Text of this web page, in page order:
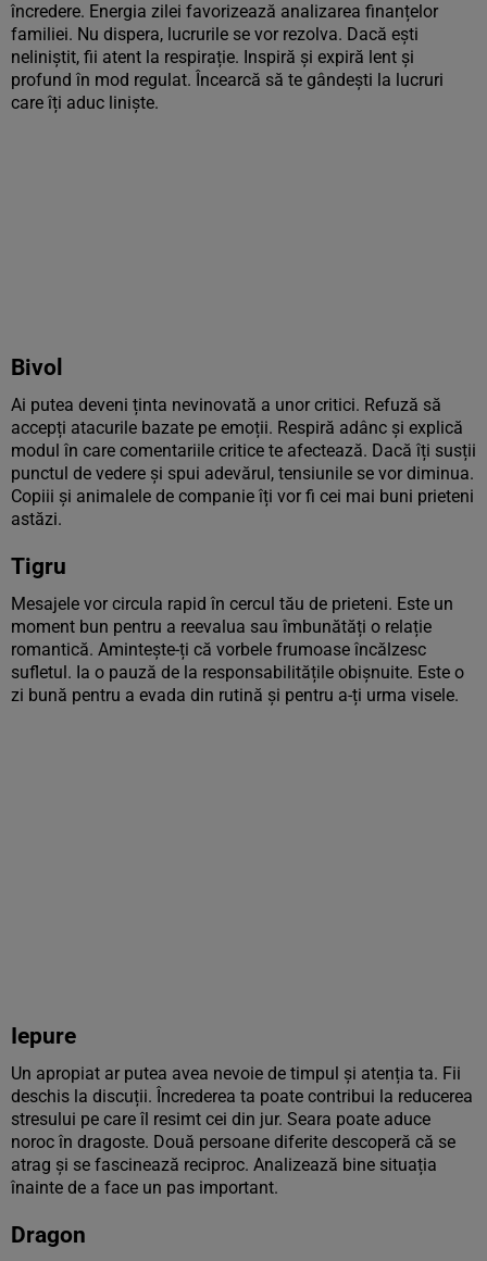
încredere. Energia zilei favorizează analizarea finanțelor
familiei. Nu dispera, lucrurile se vor rezolva. Dacă ești
neliniștit, fii atent la respirație. Inspiră și expiră lent și
profund în mod regulat. Încearcă să te gândești la lucruri
care îți aduc liniște.
Bivol
Ai putea deveni ținta nevinovată a unor critici. Refuză să
accepți atacurile bazate pe emoții. Respiră adânc și explică
modul în care comentariile critice te afectează. Dacă îți susții
punctul de vedere și spui adevărul, tensiunile se vor diminua.
Copiii și animalele de companie îți vor fi cei mai buni prieteni
astăzi.
Tigru
Mesajele vor circula rapid în cercul tău de prieteni. Este un
moment bun pentru a reevalua sau îmbunătăți o relație
romantică. Amintește-ți că vorbele frumoase încălzesc
sufletul. Ia o pauză de la responsabilitățile obișnuite. Este o
zi bună pentru a evada din rutină și pentru a-ți urma visele.
Iepure
Un apropiat ar putea avea nevoie de timpul și atenția ta. Fii
deschis la discuții. Încrederea ta poate contribui la reducerea
stresului pe care îl resimt cei din jur. Seara poate aduce
noroc în dragoste. Două persoane diferite descoperă că se
atrag și se fascinează reciproc. Analizează bine situația
înainte de a face un pas important.
Dragon